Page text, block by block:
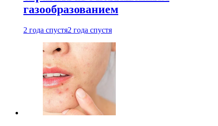
газообразованием
2 года спустя2 года спустя